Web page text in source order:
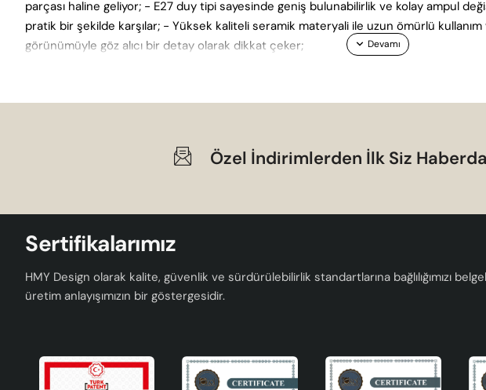
parçası haline geliyor; - E27 duy tipi sayesinde geniş bulunabilirlik ve kolay ampul
pratik bir şekilde karşılar; - Yüksek kaliteli seramik materyali ile uzun ömürlü kullanım
görünümüyle göz alıcı bir detay olarak dikkat çeker;
Özel İndirimlerden İlk Siz
Sertifikalarımız
HMY Design olarak kalite, güvenlik ve sürdürülebilirlik standartlarına bağlılığımızı
üretim anlayışımızın bir göstergesidir.